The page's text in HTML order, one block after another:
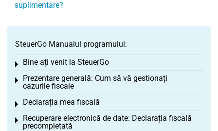
suplimentare?
SteuerGo Manualul programului:
Bine ați venit la SteuerGo
Toggle menu
Prezentare generală: Cum să vă gestionați
cazurile fiscale
Toggle menu
Declarația mea fiscală
Toggle menu
Recuperare electronică de date: Declarația fiscală
precompletată
Toggle menu